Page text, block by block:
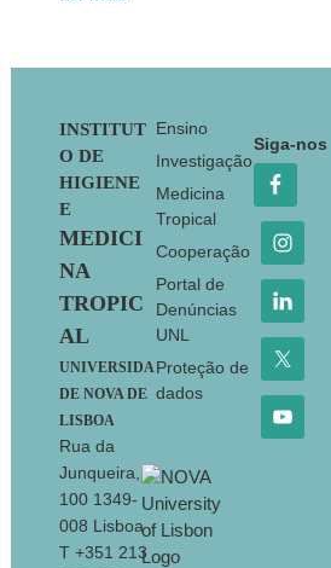
Footer
INSTITUT
O DE
HIGIENE
E
MEDICI
NA
TROPIC
AL
UNIVERSIDA
DE NOVA DE
LISBOA
Rua da
Junqueira,
100 1349-
008 Lisboa
T +351 213
Ensino
Investigação
Medicina
Tropical
Cooperação
Portal de
Denúncias
UNL
Proteção de
dados
Siga-nos